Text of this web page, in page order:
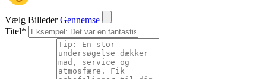
Vælg Billeder Gennemse
Titel*